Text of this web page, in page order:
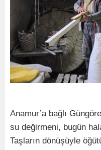
Anamur’a bağlı
su değirmeni, bugün
Taşların dönüşüyle